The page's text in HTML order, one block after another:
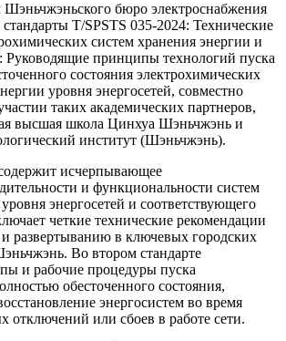
бюро электроснабжения
T/SPSTS 035-2024: Технические
систем хранения энергии и
Руководящие принципы технологий пуска
состояния электрохимических
уровня энергосетей, совместно
таких академических партнеров,
высшая школа Цинхуа Шэньчжэнь и
институт (Шэньчжэнь).
исчерпывающее
и функциональности систем
энергосетей и соответствующего
четкие технические рекомендации
развертыванию в ключевых городских
Во втором стандарте
и рабочие процедуры пуска
обесточенного состояния,
энергосистем во время
отключений или сбоев в работе сети.